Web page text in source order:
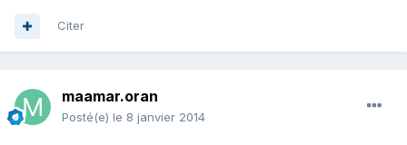
Citer
maamar.oran
Posté(e) le 8 janvier 2014